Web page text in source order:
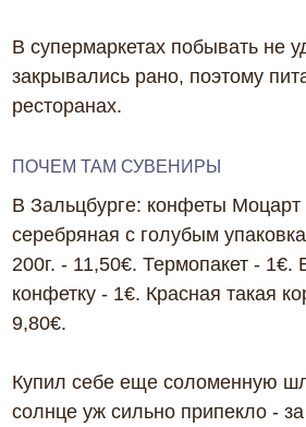
В супермаркетах побывать не
закрывались рано, поэтому
ресторанах.
ПОЧЕМ ТАМ СУВЕНИРЫ
В Зальцбурге: конфеты Моцарт
серебряная с голубым
200г. - 11,50€. Термопакет - 1€.
конфетку - 1€. Красная такая
9,80€.
Купил себе еще соломенную
солнце уж сильно припекло -